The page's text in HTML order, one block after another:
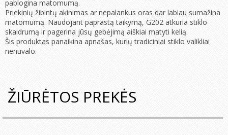
pablogina matomumą.
Priekinių žibintų akinimas ar nepalankus oras dar labiau sumažina
matomumą. Naudojant paprastą taikymą, G202 atkuria stiklo
skaidrumą ir pagerina jūsų gebėjimą aiškiai matyti kelią.
Šis produktas panaikina apnašas, kurių tradiciniai stiklo valikliai
nenuvalo.
ŽIŪRĖTOS PREKĖS